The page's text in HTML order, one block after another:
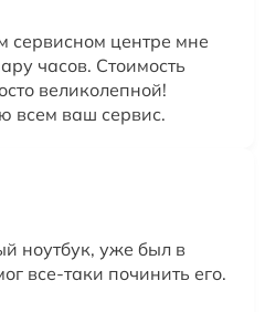
сервисном центре мне
часов. Стоимость
великолепной!
всем ваш сервис.
ноутбук, уже был в
все-таки починить его.